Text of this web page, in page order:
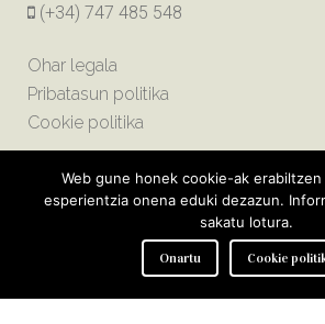
(+34) 747 485 548
Ohar legala
Pribatasun politika
Cookie politika
Web gune honek cookie-ak
esperientzia onena eduki dezazun.
sakatu lotura.
Onartu Cookie